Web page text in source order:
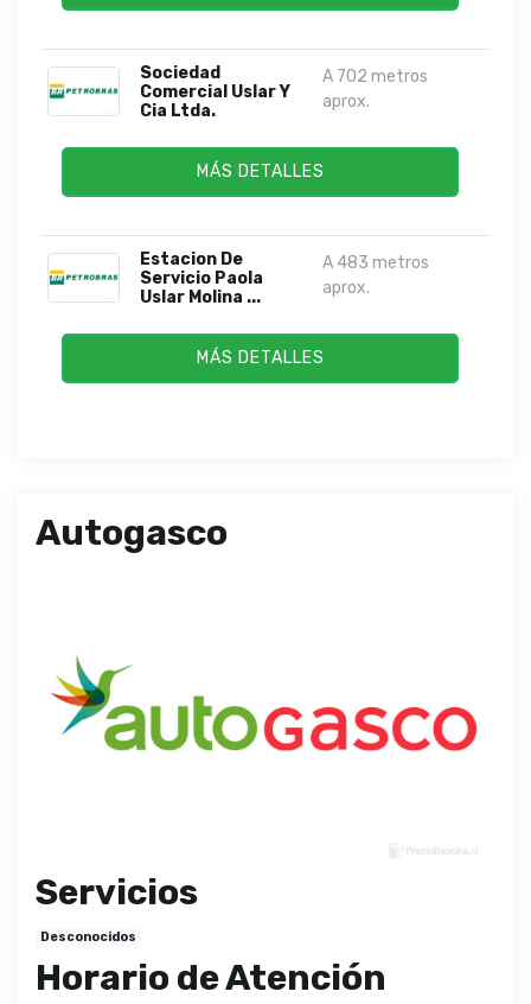
Sociedad
Comercial Uslar Y
Cia Ltda.
A 702 metros
aprox.
MÁS DETALLES
Estacion De
Servicio Paola
Uslar Molina ...
A 483 metros
aprox.
MÁS DETALLES
Autogasco
Servicios
Desconocidos
Horario de Atención